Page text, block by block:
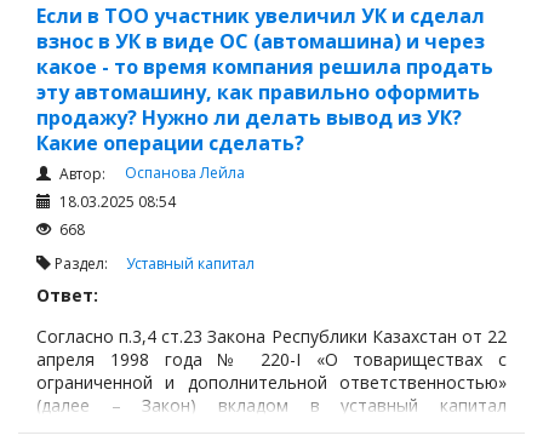
имущественные права, в том числе право
землепользования и право на результаты
интеллектуальной деятельности и иное имущество (за
исключением специальных финансовых компаний,
Если в ТОО участник увеличил УК и сделал
взнос в УК в виде ОС (автомашина) и через
какое - то время компания решила продать
эту автомашину, как правильно оформить
продажу? Нужно ли делать вывод из УК?
Какие операции сделать?
Автор:
Оспанова Лейла
18.03.2025 08:54
668
Раздел: Уставный капитал
Ответ:
Согласно п.3,4 ст.23 Закона Республики Казахстан от 22
апреля 1998 года № 220-I «О товариществах с
ограниченной и дополнительной ответственностью»
(далее – Закон) вкладом в уставный капитал
товарищества с ограниченной ответственностью